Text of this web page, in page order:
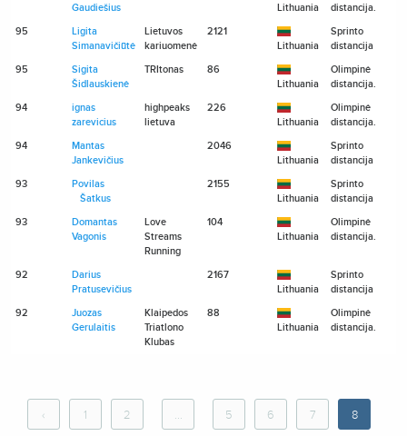
Gaudiešius
Lithuania
distancija.
95
Ligita
Simanavičiūtė
Lietuvos
kariuomenė
2121
Lithuania
Sprinto
distancija
95
Sigita
Šidlauskienė
TRItonas
86
Lithuania
Olimpinė
distancija.
94
ignas
zarevicius
highpeaks
lietuva
226
Lithuania
Olimpinė
distancija.
94
Mantas
Jankevičius
2046
Lithuania
Sprinto
distancija
93
Povilas
Šatkus
2155
Lithuania
Sprinto
distancija
93
Domantas
Vagonis
Love
Streams
Running
104
Lithuania
Olimpinė
distancija.
92
Darius
Pratusevičius
2167
Lithuania
Sprinto
distancija
92
Juozas
Gerulaitis
Klaipedos
Triatlono
Klubas
88
Lithuania
Olimpinė
distancija.
‹ 1 2 ... 5 6 7 8